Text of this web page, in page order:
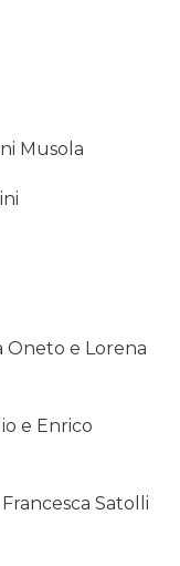
Musola
Oneto e Lorena
e Enrico
Satolli